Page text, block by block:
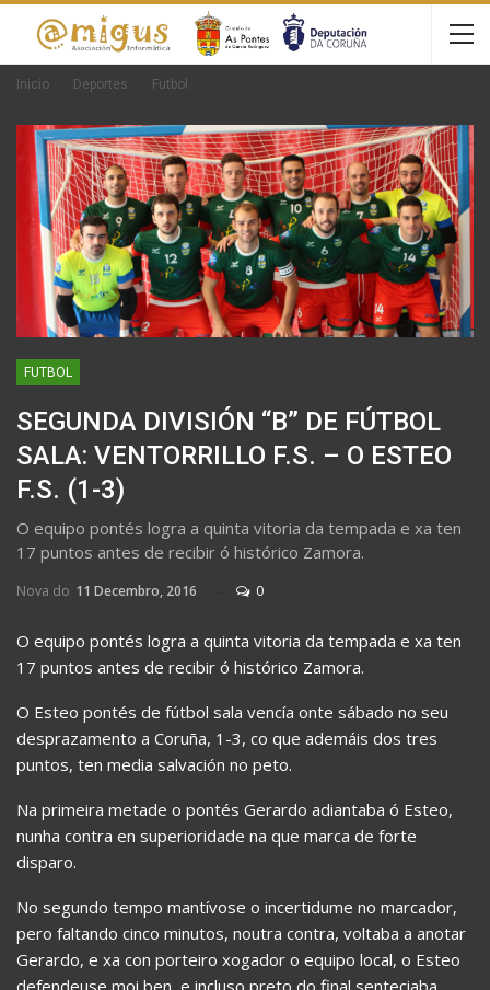
Inicio Deportes Futbol
FUTBOL
SEGUNDA DIVISIÓN “B” DE FÚTBOL
SALA: VENTORRILLO F.S. – O ESTEO
F.S. (1-3)
O equipo pontés logra a quinta vitoria da tempada e xa ten
17 puntos antes de recibir ó histórico Zamora.
Nova do 11 Decembro, 2016 0
O equipo pontés logra a quinta vitoria da tempada e xa ten
17 puntos antes de recibir ó histórico Zamora.
O Esteo pontés de fútbol sala vencía onte sábado no seu
desprazamento a Coruña, 1-3, co que ademáis dos tres
puntos, ten media salvación no peto.
Na primeira metade o pontés Gerardo adiantaba ó Esteo,
nunha contra en superioridade na que marca de forte
disparo.
No segundo tempo mantívose o incertidume no marcador,
pero faltando cinco minutos, noutra contra, voltaba a anotar
Gerardo, e xa con porteiro xogador o equipo local, o Esteo